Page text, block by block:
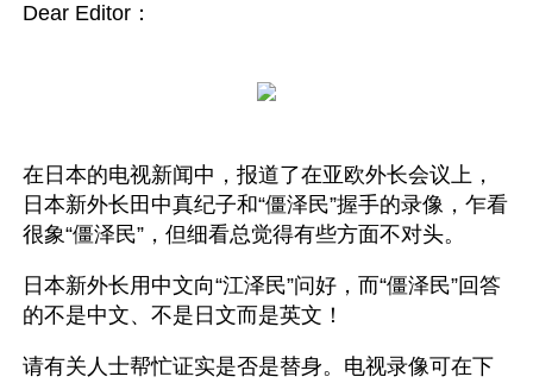
Dear Editor：
在日本的电视新闻中，报道了在亚欧外长会议上，
日本新外长田中真纪子和“僵泽民”握手的录像，乍看
很象“僵泽民”，但细看总觉得有些方面不对头。
日本新外长用中文向“江泽民”问好，而“僵泽民”回答
的不是中文、不是日文而是英文！
请有关人士帮忙证实是否是替身。电视录像可在下